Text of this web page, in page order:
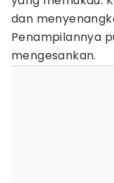
dan
Penampilannya
mengesankan.